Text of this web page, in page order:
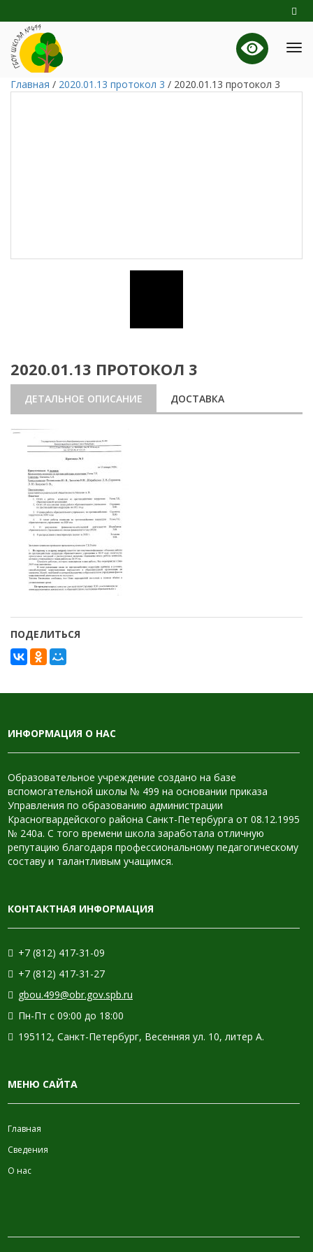
Главная / 2020.01.13 протокол 3 / 2020.01.13 протокол 3
2020.01.13 ПРОТОКОЛ 3
ДЕТАЛЬНОЕ ОПИСАНИЕ ДОСТАВКА
ПОДЕЛИТЬСЯ
ИНФОРМАЦИЯ О НАС
Образовательное учреждение создано на базе
вспомогательной школы № 499 на основании приказа
Управления по образованию администрации
Красногвардейского района Санкт-Петербурга от 08.12.1995
№ 240а. С того времени школа заработала отличную
репутацию благодаря профессиональному педагогическому
составу и талантливым учащимся.
КОНТАКТНАЯ ИНФОРМАЦИЯ
+7 (812) 417-31-09
+7 (812) 417-31-27
gbou.499@obr.gov.spb.ru
Пн-Пт с 09:00 до 18:00
195112, Санкт-Петербург, Весенняя ул. 10, литер А.
МЕНЮ САЙТА
Главная
Сведения
О нас